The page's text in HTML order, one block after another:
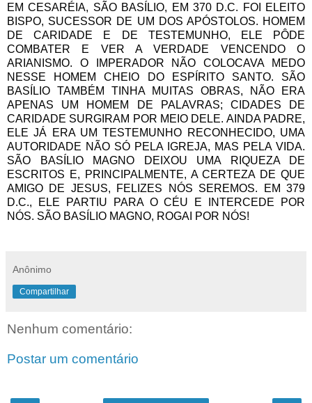
EM CESARÉIA, SÃO BASÍLIO, EM 370 D.C. FOI ELEITO
BISPO, SUCESSOR DE UM DOS APÓSTOLOS. HOMEM
DE CARIDADE E DE TESTEMUNHO, ELE PÔDE
COMBATER E VER A VERDADE VENCENDO O
ARIANISMO. O IMPERADOR NÃO COLOCAVA MEDO
NESSE HOMEM CHEIO DO ESPÍRITO SANTO. SÃO
BASÍLIO TAMBÉM TINHA MUITAS OBRAS, NÃO ERA
APENAS UM HOMEM DE PALAVRAS; CIDADES DE
CARIDADE SURGIRAM POR MEIO DELE. AINDA PADRE,
ELE JÁ ERA UM TESTEMUNHO RECONHECIDO, UMA
AUTORIDADE NÃO SÓ PELA IGREJA, MAS PELA VIDA.
SÃO BASÍLIO MAGNO DEIXOU UMA RIQUEZA DE
ESCRITOS E, PRINCIPALMENTE, A CERTEZA DE QUE
AMIGO DE JESUS, FELIZES NÓS SEREMOS. EM 379
D.C., ELE PARTIU PARA O CÉU E INTERCEDE POR
NÓS. SÃO BASÍLIO MAGNO, ROGAI POR NÓS!
Anônimo
Compartilhar
Nenhum comentário:
Postar um comentário